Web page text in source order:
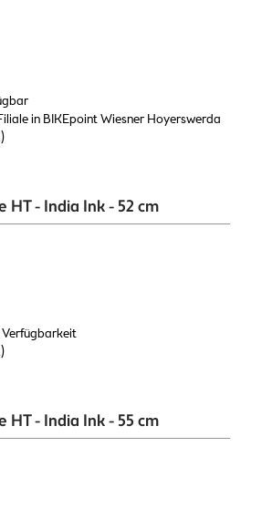
in BIKEpoint Wiesner Hoyerswerda
HT - India Ink - 52 cm
HT - India Ink - 55 cm